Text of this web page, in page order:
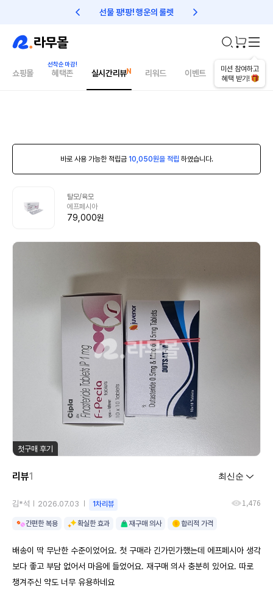
선물 팡!팡! 행운의 룰렛 친구초대 1만원 리워드!
미션 참여하고
혜택 받기!
쇼핑몰 혜택존 실시간리뷰 리워드 이벤트 건강매거진
바로 사용 가능한 적립금 10,050원을 적립 하였습니다.
탈모/육모
에프페시아
79,000원
첫구매 후기
리뷰1
김*석 2026.07.03 1차리뷰 1,476
간편한 복용 확실한 효과 재구매 의사 합리적 가격
배송이 딱 무난한 수준이었어요. 첫 구매라 긴가민가했는데 에프페시아 생각
보다 좋고 부담 없어서 마음에 들었어요. 재구매 의사 충분히 있어요. 따로
챙겨주신 약도 너무 유용하네요